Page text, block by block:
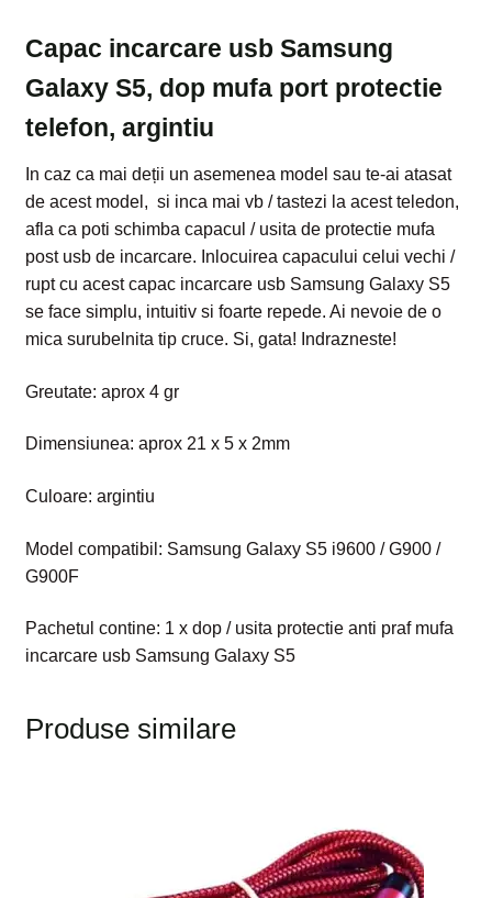
Capac incarcare usb Samsung
Galaxy S5, dop mufa port protectie
telefon, argintiu
In caz ca mai deții un asemenea model sau te-ai atasat
de acest model, si inca mai vb / tastezi la acest teledon,
afla ca poti schimba capacul / usita de protectie mufa
post usb de incarcare. Inlocuirea capacului celui vechi /
rupt cu acest capac incarcare usb Samsung Galaxy S5
se face simplu, intuitiv si foarte repede. Ai nevoie de o
mica surubelnita tip cruce. Si, gata! Indrazneste!
Greutate: aprox 4 gr
Dimensiunea: aprox 21 x 5 x 2mm
Culoare: argintiu
Model compatibil: Samsung Galaxy S5 i9600 / G900 /
G900F
Pachetul contine: 1 x dop / usita protectie anti praf mufa
incarcare usb Samsung Galaxy S5
Produse similare